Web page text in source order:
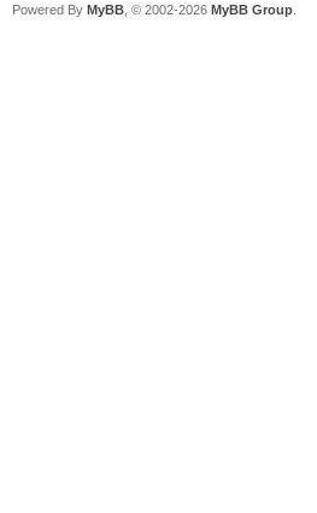
Powered By MyBB , © 2002-2026 MyBB Group